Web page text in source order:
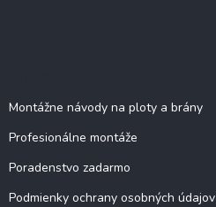
Montážne návody na ploty a brány
Profesionálne montáže
Poradenstvo zadarmo
Podmienky ochrany osobných údajov